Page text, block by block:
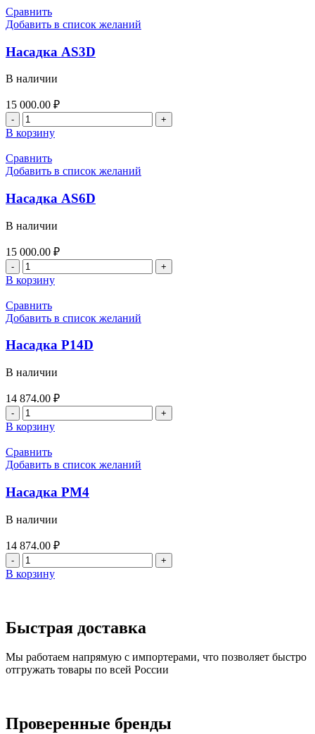
10P
Сравнить
Добавить в список желаний
Насадка AS3D
В наличии
15 000.00 ₽
Количество
товара
Насадка
AS3D
В корзину
Сравнить
Добавить в список желаний
Насадка AS6D
В наличии
15 000.00 ₽
Количество
товара
Насадка
AS6D
В корзину
Сравнить
Добавить в список желаний
Насадка P14D
В наличии
14 874.00 ₽
Количество
товара
Насадка
P14D
В корзину
Сравнить
Добавить в список желаний
Насадка PM4
В наличии
14 874.00 ₽
Количество
товара
Насадка
В корзину
Быстрая доставка
Мы работаем напрямую с импортерами, что позволяет быстро
отгружать товары по всей России
Проверенные бренды